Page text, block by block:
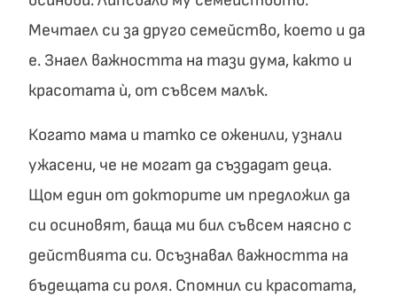
Мечтаел си за друго семейство, което и да
е. Знаел важността на тази дума, както и
красотата ѝ, от съвсем малък.
Когато мама и татко се оженили, узнали
ужасени, че не могат да създадат деца.
Щом един от докторите им предложил да
си осиновят, баща ми бил съвсем наясно с
действията си. Осъзнавал важността на
бъдещата си роля. Спомнил си красотата,